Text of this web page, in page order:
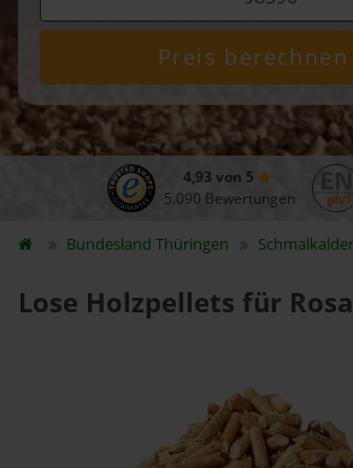
Preis berechnen
4,93 von 5
5.090 Bewertungen
Bundesland Thüringen
Lose Holzpellets für